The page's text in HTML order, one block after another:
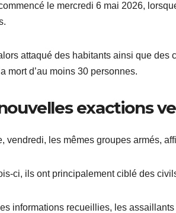
le mercredi 6 mai 2026,
alors attaqué des habitants ainsi que
mort d’au moins 30 personnes.
exactions
vendredi, les mêmes groupes armés,
ci, ils ont principalement ciblé des
informations recueillies, les